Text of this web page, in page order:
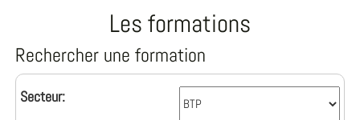
Les formations
Rechercher une formation
Secteur: